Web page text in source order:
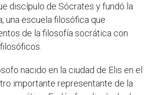
discípulo de Sócrates y fundó la
una escuela filosófica que
de la filosofía socrática con
nacido en la ciudad de Elis en el
importante representante de la